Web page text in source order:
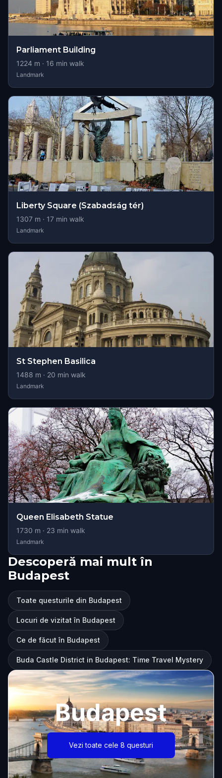
Parliament Building
1224 m · 16 min walk
Landmark
Liberty Square (Szabadság tér)
1307 m · 17 min walk
Landmark
St Stephen Basilica
1488 m · 20 min walk
Landmark
Queen Elisabeth Statue
1730 m · 23 min walk
Landmark
Descoperă mai mult în
Budapest
Toate questurile din Budapest
Locuri de vizitat în Budapest
Ce de făcut în Budapest
Buda Castle District in Budapest: Time Travel Mystery
Budapest
Vezi toate cele 8 questuri